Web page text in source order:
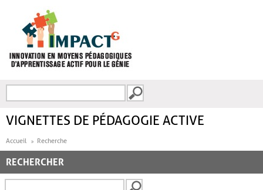
FORMULAIRE DE
VIGNETTES DE PÉDAGOGIE ACTIVE
Accueil Recherche
RECHERCHER